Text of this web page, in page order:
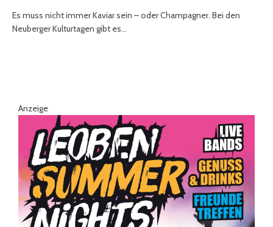
Es muss nicht immer Kaviar sein – oder Champagner. Bei den
Neuberger Kulturtagen gibt es…
Anzeige